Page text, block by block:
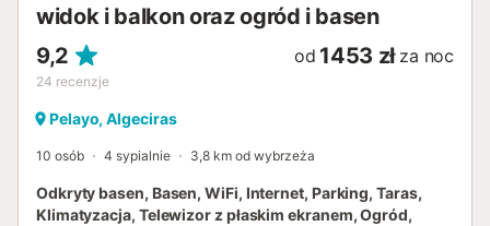
widok i balkon oraz ogród i basen
9,2
24 recenzje
od 1453 zł za noc
Pelayo, Algeciras
10 osób 4 sypialnie 3,8 km od wybrzeża
Odkryty basen, Basen, WiFi, Internet, Parking, Taras,
Klimatyzacja, Telewizor z płaskim ekranem, Ogród,